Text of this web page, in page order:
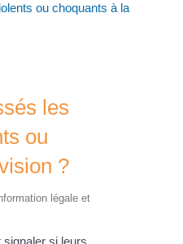
ou choquants à la
les
ou
?
légale et
si leurs